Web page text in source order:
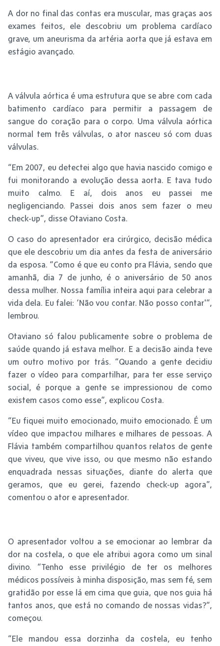
A dor no final das contas era muscular, mas graças aos
exames feitos, ele descobriu um problema cardíaco
grave, um aneurisma da artéria aorta que já estava em
estágio avançado.
A válvula aórtica é uma estrutura que se abre com cada
batimento cardíaco para permitir a passagem de
sangue do coração para o corpo. Uma válvula aórtica
normal tem três válvulas, o ator nasceu só com duas
válvulas.
“Em 2007, eu detectei algo que havia nascido comigo e
fui monitorando a evolução dessa aorta. E tava tudo
muito calmo. E aí, dois anos eu passei me
negligenciando. Passei dois anos sem fazer o meu
check-up”, disse Otaviano Costa.
O caso do apresentador era cirúrgico, decisão médica
que ele descobriu um dia antes da festa de aniversário
da esposa. “Como é que eu conto pra Flávia, sendo que
amanhã, dia 7 de junho, é o aniversário de 50 anos
dessa mulher. Nossa família inteira aqui para celebrar a
vida dela. Eu falei: ‘Não vou contar. Não posso contar'”,
lembrou.
Otaviano só falou publicamente sobre o problema de
saúde quando já estava melhor. E a decisão ainda teve
um outro motivo por trás. “Quando a gente decidiu
fazer o vídeo para compartilhar, para ter esse serviço
social, é porque a gente se impressionou de como
existem casos como esse”, explicou Costa.
“Eu fiquei muito emocionado, muito emocionado. É um
vídeo que impactou milhares e milhares de pessoas. A
Flávia também compartilhou quantos relatos de gente
que viveu, que vive isso, ou que mesmo não estando
enquadrada nessas situações, diante do alerta que
geramos, que eu gerei, fazendo check-up agora”,
comentou o ator e apresentador.
O apresentador voltou a se emocionar ao lembrar da
dor na costela, o que ele atribui agora como um sinal
divino. “Tenho esse privilégio de ter os melhores
médicos possíveis à minha disposição, mas sem fé, sem
gratidão por esse lá em cima que guia, que nos guia há
tantos anos, que está no comando de nossas vidas?”,
começou.
“Ele mandou essa dorzinha da costela, eu tenho